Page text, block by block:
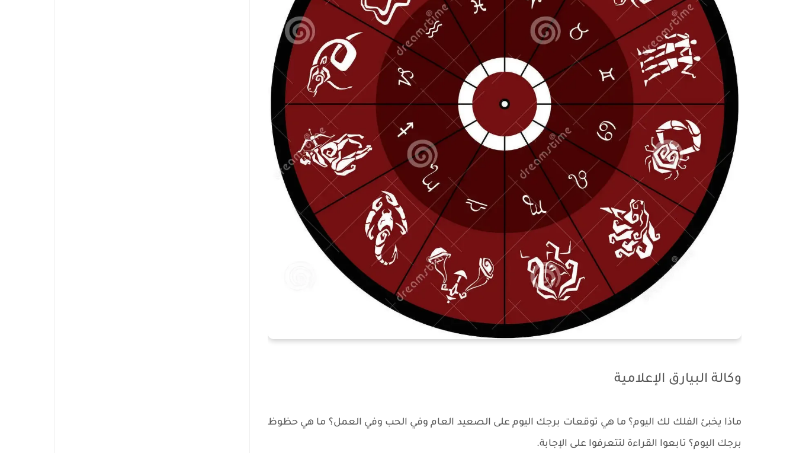
وكالة البيارق الإعلامية
ماذا يخبئ الفلك لك اليوم؟ ما هي توقعات برجك اليوم على الصعيد العام وفي الحب وفي العمل؟ ما هي حظوظ
برجك اليوم؟ تابعوا القراءة لتتعرفوا على الإجابة.